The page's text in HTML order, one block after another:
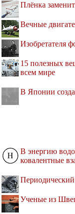
Плёнка
Вечные
Изобретателя
15 полезных
всем мире
В Японии
В энергию
ковалентные
Периодический
Ученые из